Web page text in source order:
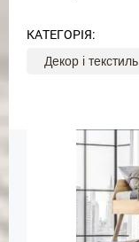
КАТЕГОРІЯ:
Декор і текстиль